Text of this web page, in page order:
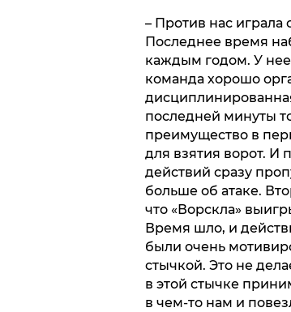
– Против нас играла
Последнее время
каждым годом. У
команда хорошо
последней минуты
преимущество в
для взятия ворот. И
действий сразу
больше об атаке.
что «Ворскла»
Время шло, и
были очень
стычкой. Это не
в этой стычке
в чем-то нам и